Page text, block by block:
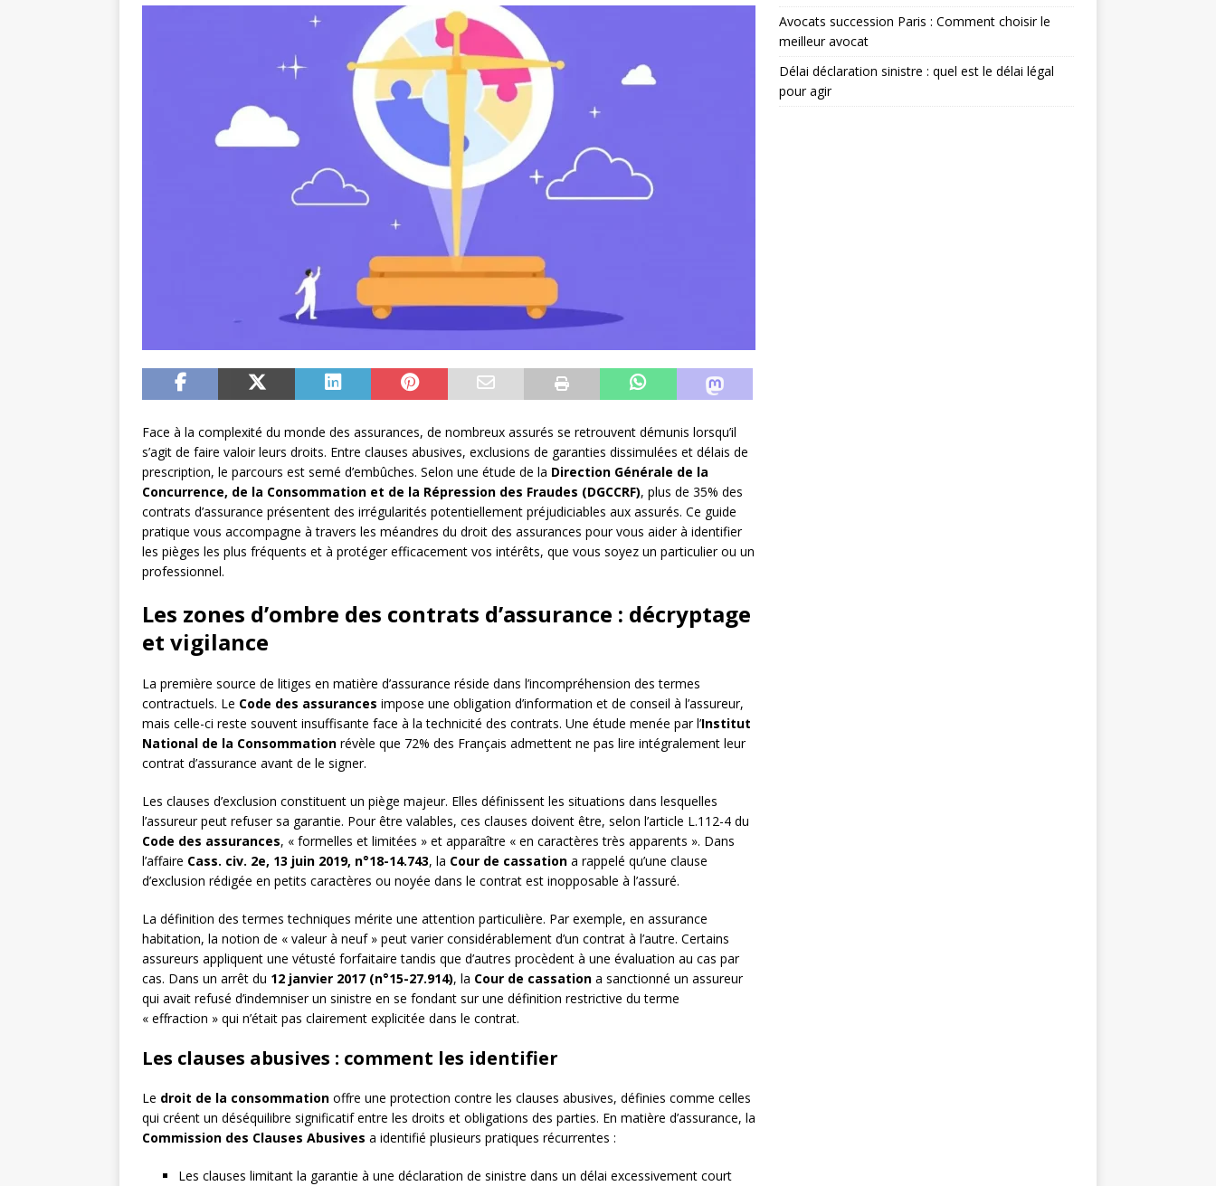
Face à la complexité du monde des assurances, de nombreux assurés se retrouvent démunis lorsqu’il
s’agit de faire valoir leurs droits. Entre clauses abusives, exclusions de garanties dissimulées et délais de
prescription, le parcours est semé d’embûches. Selon une étude de la Direction Générale de la
Concurrence, de la Consommation et de la Répression des Fraudes (DGCCRF), plus de 35% des
contrats d’assurance présentent des irrégularités potentiellement préjudiciables aux assurés. Ce guide
pratique vous accompagne à travers les méandres du droit des assurances pour vous aider à identifier
les pièges les plus fréquents et à protéger efficacement vos intérêts, que vous soyez un particulier ou un
professionnel.
Les zones d’ombre des contrats d’assurance : décryptage
et vigilance
La première source de litiges en matière d’assurance réside dans l’incompréhension des termes
contractuels. Le Code des assurances impose une obligation d’information et de conseil à l’assureur,
mais celle-ci reste souvent insuffisante face à la technicité des contrats. Une étude menée par l’Institut
National de la Consommation révèle que 72% des Français admettent ne pas lire intégralement leur
contrat d’assurance avant de le signer.
Les clauses d’exclusion constituent un piège majeur. Elles définissent les situations dans lesquelles
l’assureur peut refuser sa garantie. Pour être valables, ces clauses doivent être, selon l’article L.112-4 du
Code des assurances, « formelles et limitées » et apparaître « en caractères très apparents ». Dans
l’affaire Cass. civ. 2e, 13 juin 2019, n°18-14.743, la Cour de cassation a rappelé qu’une clause
d’exclusion rédigée en petits caractères ou noyée dans le contrat est inopposable à l’assuré.
La définition des termes techniques mérite une attention particulière. Par exemple, en assurance
habitation, la notion de « valeur à neuf » peut varier considérablement d’un contrat à l’autre. Certains
assureurs appliquent une vétusté forfaitaire tandis que d’autres procèdent à une évaluation au cas par
cas. Dans un arrêt du 12 janvier 2017 (n°15-27.914), la Cour de cassation a sanctionné un assureur
qui avait refusé d’indemniser un sinistre en se fondant sur une définition restrictive du terme
« effraction » qui n’était pas clairement explicitée dans le contrat.
Les clauses abusives : comment les identifier
Le droit de la consommation offre une protection contre les clauses abusives, définies comme celles
qui créent un déséquilibre significatif entre les droits et obligations des parties. En matière d’assurance, la
Commission des Clauses Abusives a identifié plusieurs pratiques récurrentes :
Les clauses limitant la garantie à une déclaration de sinistre dans un délai excessivement court
Avocats succession Paris : Comment choisir le
meilleur avocat
Délai déclaration sinistre : quel est le délai légal
pour agir